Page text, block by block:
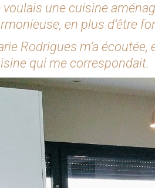
voulais une cuisine
en plus d’être
Rodrigues m’a
qui me correspondait.